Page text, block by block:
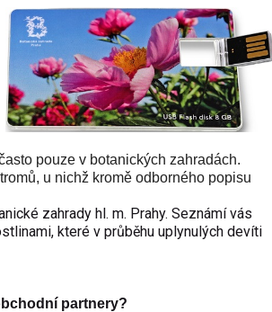
pouze v botanických zahradách.
u nichž kromě odborného popisu
zahrady hl. m. Prahy. Seznámí vás
které v průběhu uplynulých devíti
partnery?